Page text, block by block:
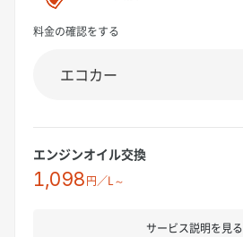
料金の確認をする
エンジンオイル交換
1,098円／L～
サービス説明を見る